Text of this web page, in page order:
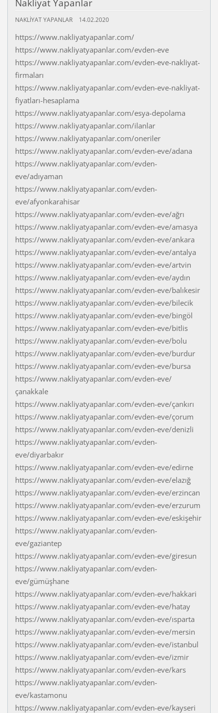
Nakliyat Yapanlar
NAKLIYAT YAPANLAR 14.02.2020
https://www.nakliyatyapanlar.com/
https://www.nakliyatyapanlar.com/evden-eve
https://www.nakliyatyapanlar.com/evden-eve-nakliyat-
firmaları
https://www.nakliyatyapanlar.com/evden-eve-nakliyat-
fiyatları-hesaplama
https://www.nakliyatyapanlar.com/esya-depolama
https://www.nakliyatyapanlar.com/ilanlar
https://www.nakliyatyapanlar.com/oneriler
https://www.nakliyatyapanlar.com/evden-eve/adana
https://www.nakliyatyapanlar.com/evden-
eve/adıyaman
https://www.nakliyatyapanlar.com/evden-
eve/afyonkarahisar
https://www.nakliyatyapanlar.com/evden-eve/ağrı
https://www.nakliyatyapanlar.com/evden-eve/amasya
https://www.nakliyatyapanlar.com/evden-eve/ankara
https://www.nakliyatyapanlar.com/evden-eve/antalya
https://www.nakliyatyapanlar.com/evden-eve/artvin
https://www.nakliyatyapanlar.com/evden-eve/aydın
https://www.nakliyatyapanlar.com/evden-eve/balıkesir
https://www.nakliyatyapanlar.com/evden-eve/bilecik
https://www.nakliyatyapanlar.com/evden-eve/bingöl
https://www.nakliyatyapanlar.com/evden-eve/bitlis
https://www.nakliyatyapanlar.com/evden-eve/bolu
https://www.nakliyatyapanlar.com/evden-eve/burdur
https://www.nakliyatyapanlar.com/evden-eve/bursa
https://www.nakliyatyapanlar.com/evden-eve/
çanakkale
https://www.nakliyatyapanlar.com/evden-eve/çankırı
https://www.nakliyatyapanlar.com/evden-eve/çorum
https://www.nakliyatyapanlar.com/evden-eve/denizli
https://www.nakliyatyapanlar.com/evden-
eve/diyarbakır
https://www.nakliyatyapanlar.com/evden-eve/edirne
https://www.nakliyatyapanlar.com/evden-eve/elazığ
https://www.nakliyatyapanlar.com/evden-eve/erzincan
https://www.nakliyatyapanlar.com/evden-eve/erzurum
https://www.nakliyatyapanlar.com/evden-eve/eskişehir
https://www.nakliyatyapanlar.com/evden-
eve/gaziantep
https://www.nakliyatyapanlar.com/evden-eve/giresun
https://www.nakliyatyapanlar.com/evden-
eve/gümüşhane
https://www.nakliyatyapanlar.com/evden-eve/hakkari
https://www.nakliyatyapanlar.com/evden-eve/hatay
https://www.nakliyatyapanlar.com/evden-eve/ısparta
https://www.nakliyatyapanlar.com/evden-eve/mersin
https://www.nakliyatyapanlar.com/evden-eve/istanbul
https://www.nakliyatyapanlar.com/evden-eve/izmir
https://www.nakliyatyapanlar.com/evden-eve/kars
https://www.nakliyatyapanlar.com/evden-
eve/kastamonu
https://www.nakliyatyapanlar.com/evden-eve/kayseri